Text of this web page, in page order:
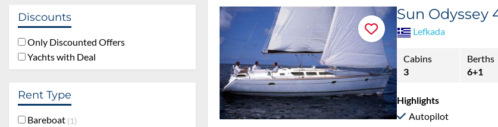
Discounts
Only Discounted Offers
Yachts with Deal
Rent Type
Bareboat 1
Sun Odyssey
Lefkada
Cabins
3
Berths
6+1
Highlights
Autopilot